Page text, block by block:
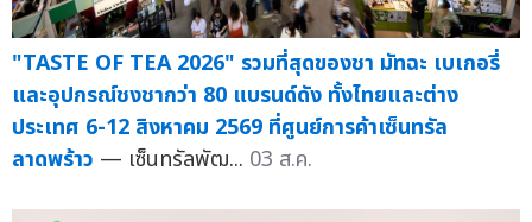
"TASTE OF TEA 2026" รวมที่สุดของชา มัทฉะ เบเกอรี่
และอุปกรณ์ชงชากว่า 80 แบรนด์ดัง ทั้งไทยและต่าง
ประเทศ 6-12 สิงหาคม 2569 ที่ศูนย์การค้าเซ็นทรัล
ลาดพร้าว — เซ็นทรัลพัฒ... 03 ส.ค.